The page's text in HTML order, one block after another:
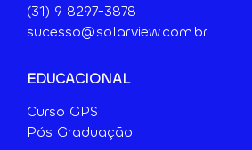
(31) 9 8297-3878
sucesso@solarview.com.br
EDUCACIONAL
Curso GPS
Pós Graduação